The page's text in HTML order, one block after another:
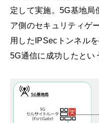
定して実施。5G基地局
ア側のセキュリティゲ
用したIPSecトンネル
5G通信に成功したとい